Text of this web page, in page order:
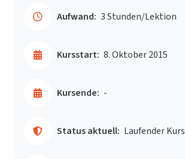
Aufwand: 3 Stunden/Lektion
Kursstart: 8. Oktober 2015
Kursende: -
Status aktuell: Laufender Kurs